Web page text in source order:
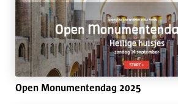
Open Monumentendag 2025